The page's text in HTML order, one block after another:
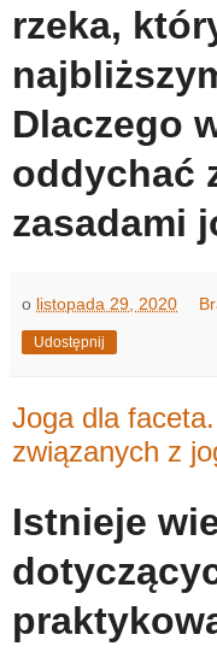
rzeka,
Dlaczego
oddychać
zasadami
o listopada 29, 2020
Udostępnij
Joga dla
związanych z
Istnieje